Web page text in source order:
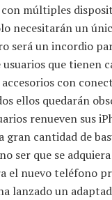
con múltiples
necesitarán un
será un incordio
que tienen
con
ellos quedarán
renueven sus
gran cantidad de
ser que se
el nuevo teléfono
lanzado un